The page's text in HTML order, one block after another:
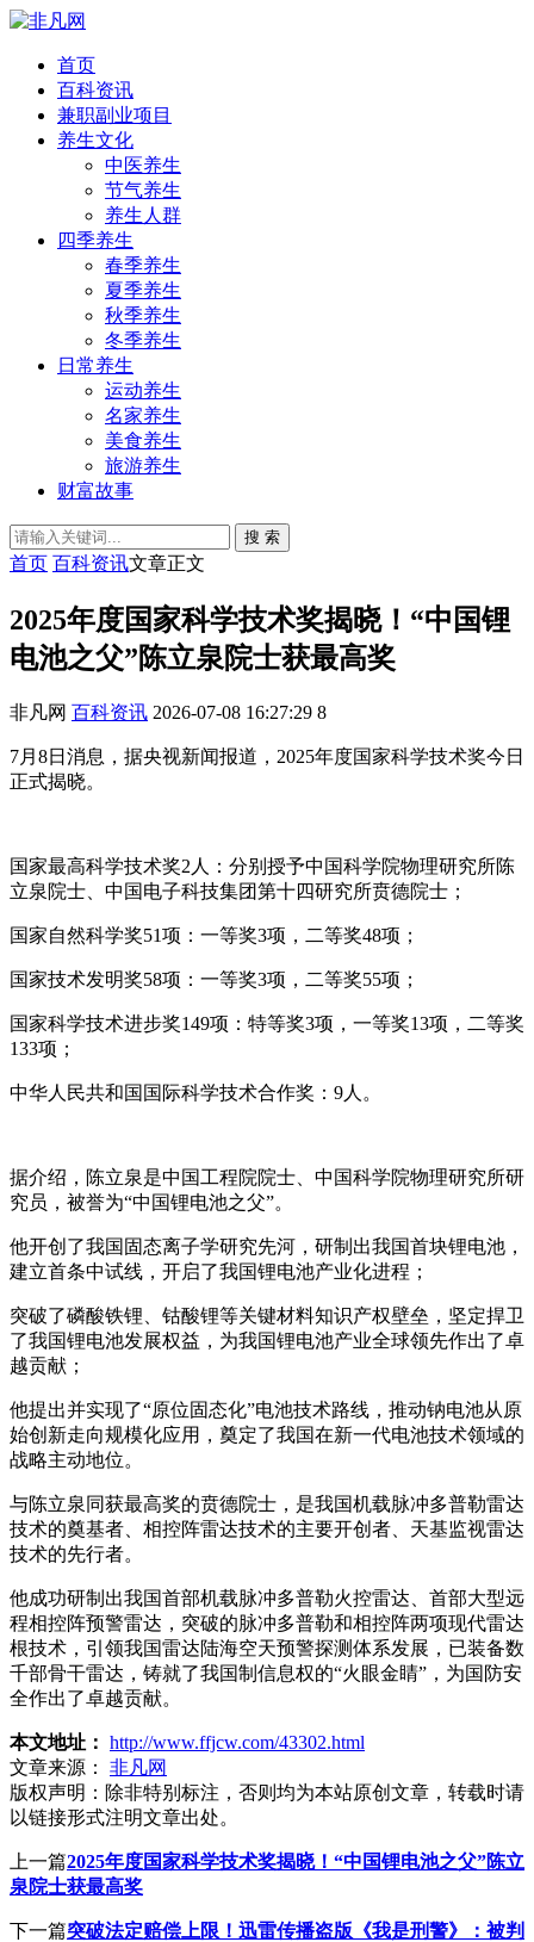
首页
百科资讯
兼职副业项目
养生文化
中医养生
节气养生
养生人群
四季养生
春季养生
夏季养生
秋季养生
冬季养生
日常养生
运动养生
名家养生
美食养生
旅游养生
财富故事
搜 索
首页 百科资讯文章正文
2025年度国家科学技术奖揭晓！“中国锂
电池之父”陈立泉院士获最高奖
非凡网 百科资讯 2026-07-08 16:27:29 8
7月8日消息，据央视新闻报道，2025年度国家科学技术奖今日
正式揭晓。
国家最高科学技术奖2人：分别授予中国科学院物理研究所陈
立泉院士、中国电子科技集团第十四研究所贲德院士；
国家自然科学奖51项：一等奖3项，二等奖48项；
国家技术发明奖58项：一等奖3项，二等奖55项；
国家科学技术进步奖149项：特等奖3项，一等奖13项，二等奖
133项；
中华人民共和国国际科学技术合作奖：9人。
据介绍，陈立泉是中国工程院院士、中国科学院物理研究所研
究员，被誉为“中国锂电池之父”。
他开创了我国固态离子学研究先河，研制出我国首块锂电池，
建立首条中试线，开启了我国锂电池产业化进程；
突破了磷酸铁锂、钴酸锂等关键材料知识产权壁垒，坚定捍卫
了我国锂电池发展权益，为我国锂电池产业全球领先作出了卓
越贡献；
他提出并实现了“原位固态化”电池技术路线，推动钠电池从原
始创新走向规模化应用，奠定了我国在新一代电池技术领域的
战略主动地位。
与陈立泉同获最高奖的贲德院士，是我国机载脉冲多普勒雷达
技术的奠基者、相控阵雷达技术的主要开创者、天基监视雷达
技术的先行者。
他成功研制出我国首部机载脉冲多普勒火控雷达、首部大型远
程相控阵预警雷达，突破的脉冲多普勒和相控阵两项现代雷达
根技术，引领我国雷达陆海空天预警探测体系发展，已装备数
千部骨干雷达，铸就了我国制信息权的“火眼金睛”，为国防安
全作出了卓越贡献。
本文地址： http://www.ffjcw.com/43302.html
文章来源：
非凡网
版权声明： 除非特别标注，否则均为本站原创文章，转载时请
以链接形式注明文章出处。
上一篇2025年度国家科学技术奖揭晓！“中国锂电池之父”陈立
泉院士获最高奖
下一篇突破法定赔偿上限！迅雷传播盗版《我是刑警》：被判